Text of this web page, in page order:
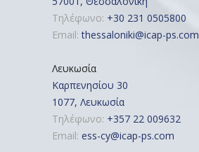
Τηλέφωνο: +30 231 0505800
Email:thessaloniki@icap-ps.com
Λευκωσία
Καρπενησίου 30
1077, Λευκωσία
Τηλέφωνο: +357 22 009632
Email: ess-cy@icap-ps.com